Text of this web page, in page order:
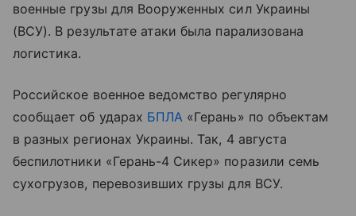
военные грузы для Вооруженных сил Украины
(ВСУ). В результате атаки была парализована
логистика.
Российское военное ведомство регулярно
сообщает об ударах БПЛА «Герань» по объектам
в разных регионах Украины. Так, 4 августа
беспилотники «Герань-4 Сикер» поразили семь
сухогрузов, перевозивших грузы для ВСУ.